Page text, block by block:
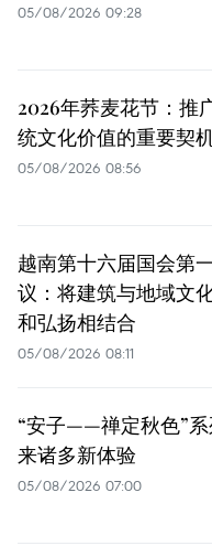
05/08/2026 09:28
2026年荞麦花节：推
统文化价值的重要契
05/08/2026 08:56
越南第十六届国会第
议：将建筑与地域文
和弘扬相结合
05/08/2026 08:11
“安子——禅定秋色”
来诸多新体验
05/08/2026 07:00